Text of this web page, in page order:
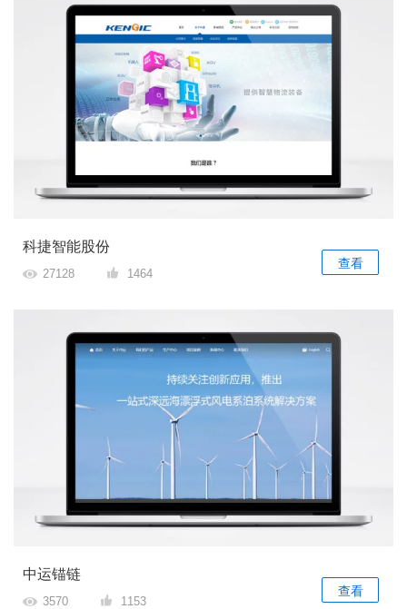
科捷智能股份
27128 1464
查看
中运锚链
3570 1153
查看